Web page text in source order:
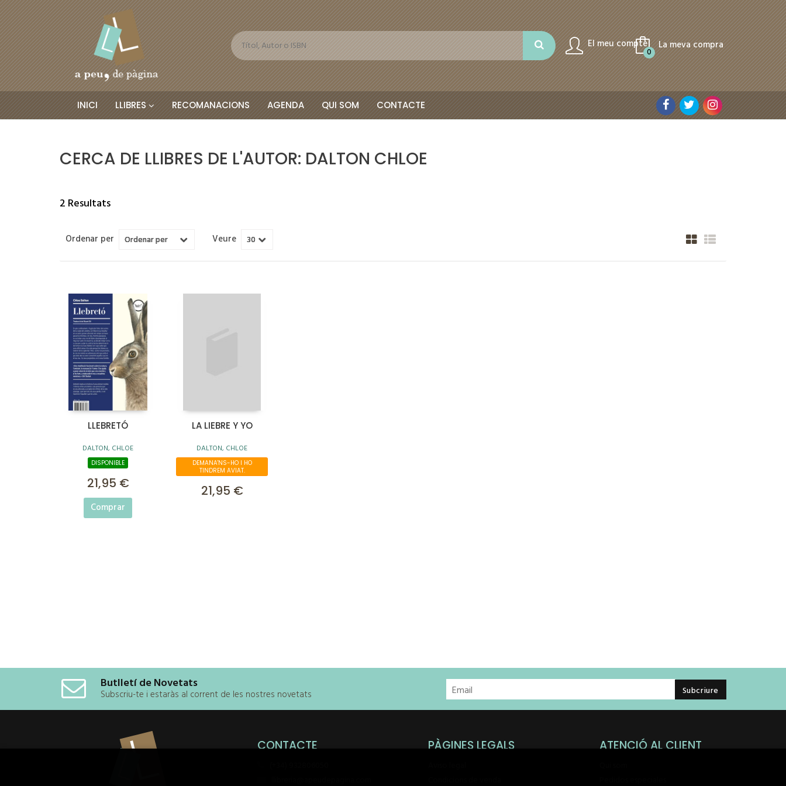
El meu compte La meva compra
0
INICI LLIBRES RECOMANACIONS AGENDA QUI SOM CONTACTE
CERCA DE LLIBRES DE L'AUTOR: DALTON CHLOE
2 Resultats
Ordenar per Veure
LLEBRETÓ
DALTON, CHLOE
DISPONIBLE
21,95 €
Comprar
LA LIEBRE Y YO
DALTON, CHLOE
DEMANA'NS-HO I HO
TINDREM AVIAT.
21,95 €
Butlletí de Novetats
Subscriu-te i estaràs al corrent de les nostres novetats
CONTACTE PÀGINES LEGALS ATENCIÓ AL CLIENT